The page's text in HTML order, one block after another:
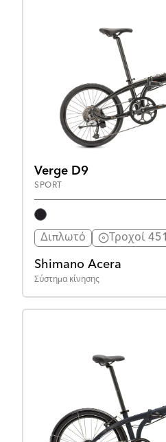
Verge D9
SPORT
Διπλωτό Τροχοί 451
Shimano Acera
Σύστημα κίνησης